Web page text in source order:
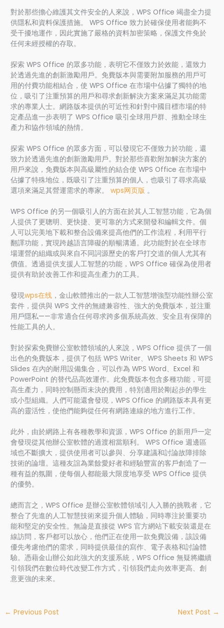
對於那些擔心維護其文件安全的人來說，WPS Office 竭盡全力提
供隱私和資料保護措施。 WPS Office 致力於確保使用者能夠不
受干擾地運作，因此實施了嚴格的資料加密策略，保護文件免於
任何未經授權的存取。
探索 WPS Office 的眾多功能，表明它不僅致力於效能，還致力
於透過先進的創新激勵用戶。免費版本與需要附加服務的用戶可
用的付費功能相結合，使 WPS Office 在市場中佔據了獨特的地
位，吸引了注重預算的用戶和尋求創新解決方案來滿足其功能需
求的專業人士。網路版本提供的可近性和針對中國目標市場的特
定產品進一步表明了 WPS Office 吸引全球用戶群、推動全球生
產力和協作領域的熱情。
探索 WPS Office 的眾多方面，可以發現它不僅致力於功能，還
致力於透過先進的創新激勵用戶。對於那些喜歡附加解決方案的
用戶來說，免費版本與高級屬性的結合使 WPS Office 在市場中
佔據了特殊地位，既吸引了注重預算的個人，也吸引了尋求高級
選項來滿足其營運需求的專家。wps网页版 。
WPS Office 的另一個吸引人的方面在於其人工智慧功能，它為個
人提供了更聰明、更快捷、更可靠的方式來開發和編輯文件。個
人可以完美地下載和整合設備來提高他們的工作流程，利用平行
翻譯功能，實現跨越語言障礙的順暢溝通。此功能對於在全球市
場運營的組織或與來自不同詞源歷史的客戶打交道的個人尤其有
價值。透過提供支援人工智慧的功能，WPS Office 確保為使用者
提供有助於改善工作和提高生產力的工具。
發現wps在线 ，金山軟體推出的一款人工智慧增強型功能性辦公室
套件，提供與 WPS 文件的無縫兼容性、強大的免費版本，並注重
用戶隱私——非常適合任何尋求跨多個系統高效、安全且有保障的
性能工具的人。
對於探索免費辦公室軟體領域的人來說，WPS Office 提供了一個
出色的免費版本，提供了包括 WPS Writer、WPS Sheets 和 WPS
Slides 在內的耐用設備集合，可以作為 WPS Word、Excel 和
PowerPoint 的替代品高效運作。此免費版本包含多種功能，可提
高生產力，同時控制懸而未決的費用，特別適用於剛起步的學生
或小型組織。人們可能還會發現，WPS Office 的網路版本具有更
高的靈活性，使他們能夠從任何有網路連線的地方進行工作。
此外，由於網路上有各種教學和資源，WPS Office 的新用戶一定
會發現從其他辦公室軟體的過渡相當順利。 WPS Office 週邊區
域也不斷擴大，提供使用者可以參與、分享建議和討論故障排除
技術的論壇。這種友誼為業餘愛好者和經驗豐富的客戶創造了一
種有益的氛圍，使每個人都能最大限度地享受 WPS Office 提供
的優勢。
總而言之，WPS Office 是辦公室軟體領域引人入勝的挑戰者，它
整合了先進的人工智慧技術來提升個人體驗，同時專注於重要功
能和堅定的安全性。無論是直接從 WPS 官方網站下載安裝還是在
線訪問，客戶都可以放心，他們正在使用一款免費設備，該設備
優先考慮他們的需求，同時提供最佳的寫作、電子表格和討論體
驗。憑藉金山辦公如此強大的支援系統，WPS Office 無疑將繼續
引領我們在數位時代改變工作方式，引領我們走向效率更高、創
意更強的未來。
← Previous Post Next Post →